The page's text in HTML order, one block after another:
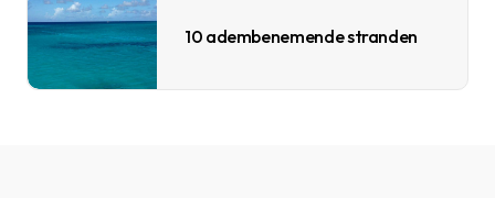
10 adembenemende stranden